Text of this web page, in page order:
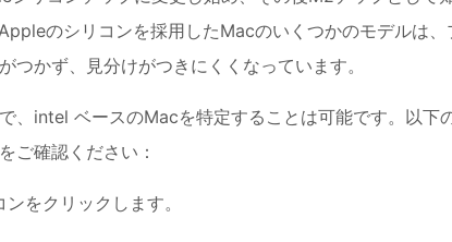
のシリコンを採用したMacのいくつかのモデルは、
つかず、見分けがつきにくくなっています。
、intel ベースのMacを特定することは可能です。以下
ご確認ください：
をクリックします。